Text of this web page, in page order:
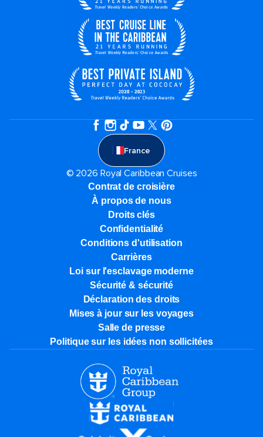
France
© 2026 Royal Caribbean Cruises
Contrat de croisière
À propos de nous
Droits clés
Confidentialité
Conditions d'utilisation
Carrières
Loi sur l'esclavage moderne
Sécurité & sécurité
Déclaration des droits
Mises à jour sur les voyages
Salle de presse
Politique sur les idées non sollicitées